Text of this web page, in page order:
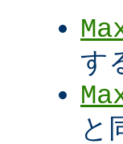
す
と